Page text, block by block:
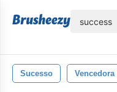
Sucesso Vencedora